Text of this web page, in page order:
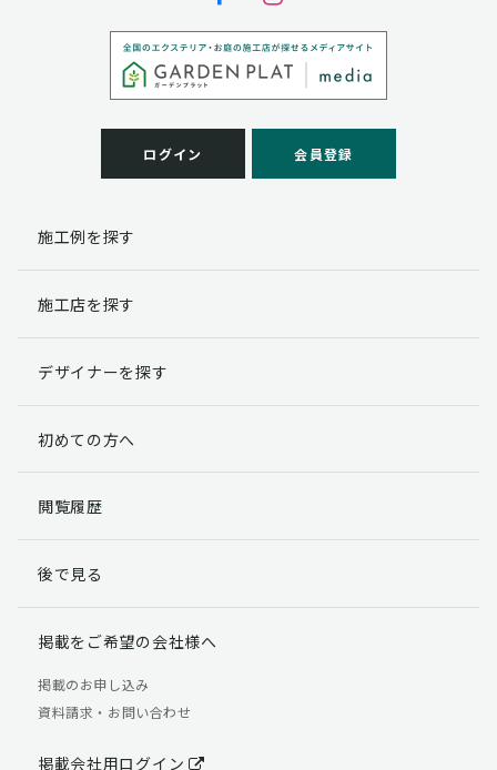
個人情報の取扱い業務の委託
弊社は事業運営上、お客様により良いサービスを提供す
るために業務の一部を外部に委託しており、業務委託先
客様には、貴殿の個人情報の利用目的の通知、開示、訂
理・機密保持などによりお客様の個人情報の漏洩防止に
個人情報提出の任意性
す。
らかじめご了承ください。
個人情報の開示請求について
る権利があります。
「個人情報の取り扱いについて」
【お問合せ先】 個人情報問合せ窓口
TEL：03-5411-7891（平日9:00 ～ 18:00）
ログイン 会員登録
施工例を探す
施工店を探す
デザイナーを探す
初めての方へ
閲覧履歴
後で見る
掲載をご希望の会社様へ
掲載のお申し込み
資料請求・お問い合わせ
掲載会社用ログイン